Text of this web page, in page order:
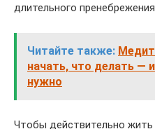
длительного
Читайте также:
начать, что делать —
нужно
Чтобы действительно